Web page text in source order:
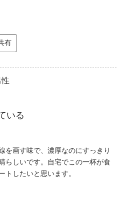
有
性
いる
を画す味で、濃厚なのにすっきり
らしいです。自宅でこの一杯が食
トしたいと思います。